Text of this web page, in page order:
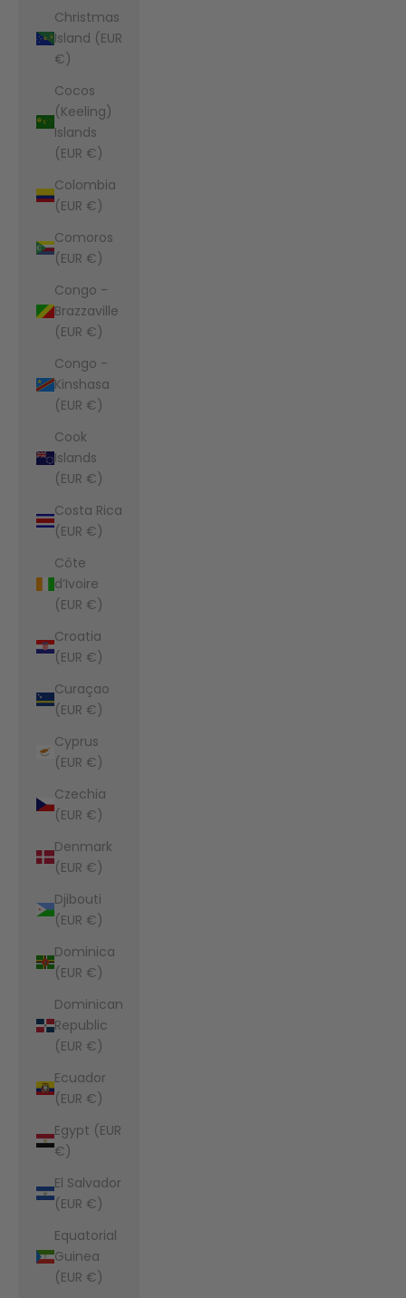
Christmas
Island (EUR
€)
Cocos
(Keeling)
Islands
(EUR €)
Colombia
(EUR €)
Comoros
(EUR €)
Congo -
Brazzaville
(EUR €)
Congo -
Kinshasa
(EUR €)
Cook
Islands
(EUR €)
Costa Rica
(EUR €)
Côte
d’Ivoire
(EUR €)
Croatia
(EUR €)
Curaçao
(EUR €)
Cyprus
(EUR €)
Czechia
(EUR €)
Denmark
(EUR €)
Djibouti
(EUR €)
Dominica
(EUR €)
Dominican
Republic
(EUR €)
Ecuador
(EUR €)
Egypt (EUR
€)
El Salvador
(EUR €)
Equatorial
Guinea
(EUR €)